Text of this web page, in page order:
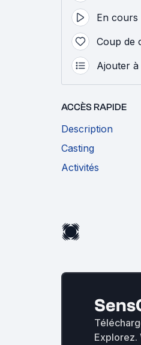
En cours
Coup
Ajouter à
ACCÈS RAPIDE
Description
Casting
Activités
Explorez.